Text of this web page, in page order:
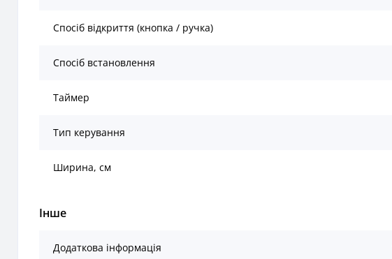
Спосіб відкриття (кнопка / ручка)
Спосіб встановлення
Таймер
Тип керування
Ширина, см
Інше
Додаткова інформація